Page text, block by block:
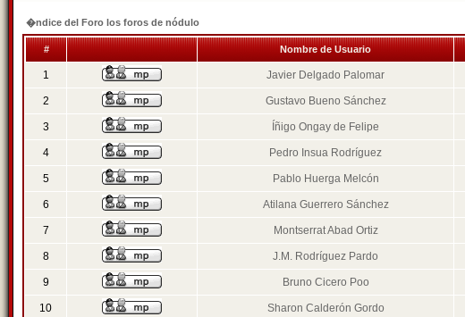
�ndice del Foro los foros de nódulo
# Nombre de Usuario
1 Javier Delgado Palomar
2 Gustavo Bueno Sánchez
3 Íñigo Ongay de Felipe
4 Pedro Insua Rodríguez
5 Pablo Huerga Melcón
6 Atilana Guerrero Sánchez
7 Montserrat Abad Ortiz
8 J.M. Rodríguez Pardo
9 Bruno Cicero Poo
10 Sharon Calderón Gordo